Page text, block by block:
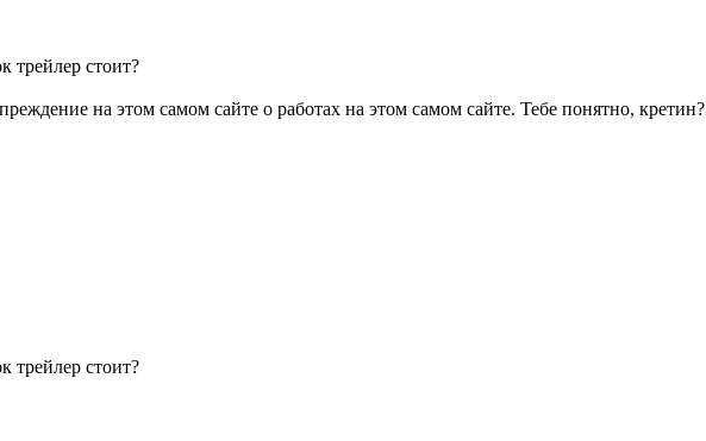
трейлер стоит?
на этом самом сайте о работах на этом самом сайте. Тебе понятно, кретин?
трейлер стоит?